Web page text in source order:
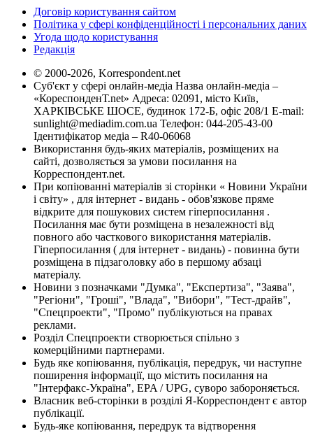
Договір користування сайтом
Політика у сфері конфіденційності і персональних даних
Угода щодо користування
Редакція
© 2000-2026, Korrespondent.net
Суб'єкт у сфері онлайн-медіа Назва онлайн-медіа –
«КореспонденТ.net» Адреса: 02091, місто Київ,
ХАРКІВСЬКЕ ШОСЕ, будинок 172-Б, офіс 208/1 E-mail:
sunlight@mediadim.com.ua Телефон: 044-205-43-00
Ідентифікатор медіа – R40-06068
Використання будь-яких матеріалів, розміщених на
сайті, дозволяється за умови посилання на
Корреспондент.net.
При копіюванні матеріалів зі сторінки « Новини України
і світу» , для інтернет - видань - обов'язкове пряме
відкрите для пошукових систем гіперпосилання .
Посилання має бути розміщена в незалежності від
повного або часткового використання матеріалів.
Гіперпосилання ( для інтернет - видань) - повинна бути
розміщена в підзаголовку або в першому абзаці
матеріалу.
Новини з позначками "Думка", "Експертиза", "Заява",
"Регіони", "Гроші", "Влада", "Вибори", "Тест-драйв",
"Спецпроекти", "Промо" публікуються на правах
реклами.
Розділ Спецпроекти створюється спільно з
комерційними партнерами.
Будь яке копіювання, публікація, передрук, чи наступне
поширення інформації, що містить посилання на
"Інтерфакс-Україна", EPA / UPG, суворо забороняється.
Власник веб-сторінки в розділі Я-Корреспондент є автор
публікації.
Будь-яке копіювання, передрук та відтворення